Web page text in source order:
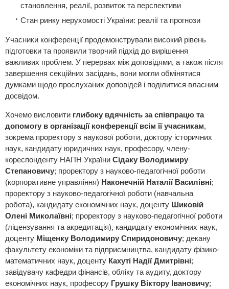
становлення, реалії, розвиток та перспективи
Стан ринку нерухомості України: реалії та прогнози
Учасники конференції продемонстрували високий рівень
підготовки та проявили творчий підхід до вирішення
важливих проблем. У перервах між доповідями, а також після
завершення секційних засідань, вони могли обмінятися
думками щодо прослуханих доповідей і поділитися власним
досвідом.
Хочемо висловити глибоку вдячність за співпрацю та
допомогу в організації конференції всім її учасникам,
зокрема проректору з наукової роботи, доктору історичних
наук, кандидату юридичних наук, професору, члену-
кореспонденту НАПН України Сідаку Володимиру
Степановичу; проректору з науково-педагогічної роботи
(корпоративне управління) Наконечній Наталії Василівні;
проректору з науково-педагогічної роботи (навчальна
робота), кандидату економічних наук, доценту Шиковій
Олені Миколаївні; проректору з науково-педагогічної роботи
(ліцензування та акредитація), кандидату економічних наук,
доценту Міщенку Володимиру Спиридоновичу; декану
факультету економіки та підприємництва, кандидату фізико-
математичних наук, доценту Кахуті Надії Дмитрівні;
завідувачу кафедри фінансів, обліку та аудиту, доктору
економічних наук, професору Грушку Віктору Івановичу;